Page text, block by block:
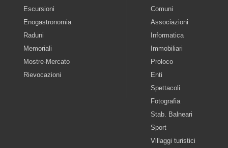
Escursioni
Enogastronomia
Raduni
Memoriali
Mostre-Mercato
Rievocazioni
Comuni
Associazioni
Informatica
Immobiliari
Proloco
Enti
Spettacoli
Fotografia
Stab. Balneari
Sport
Villaggi turistici